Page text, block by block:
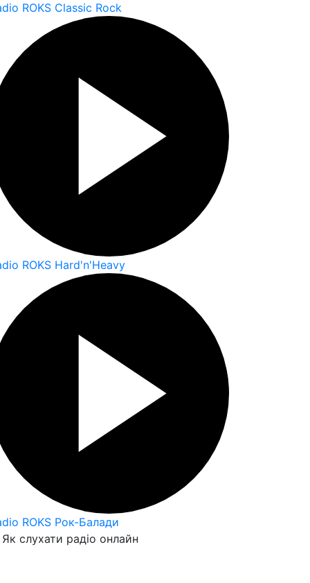
ROKS Classic Rock
ROKS Hard'n'Heavy
ROKS Рок-Балади
слухати радіо онлайн